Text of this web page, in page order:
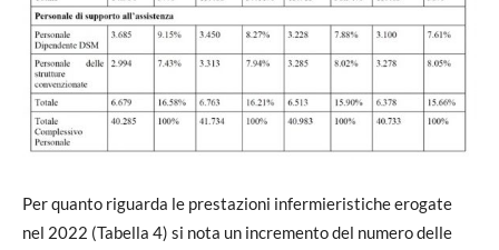
Per quanto riguarda le prestazioni infermieristiche erogate
nel 2022 (Tabella 4) si nota un incremento del numero delle